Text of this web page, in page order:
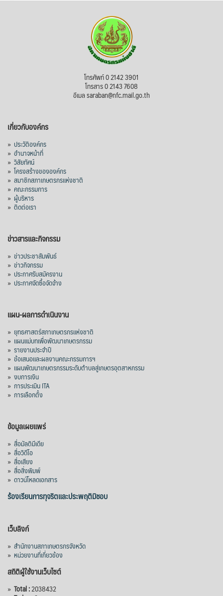
โทรศัพท์ 0 2142 3901
โทรสาร 0 2143 7608
อีเมล saraban@nfc.mail.go.th
เกี่ยวกับองค์กร
» ประวัติองค์กร
» อำนาจหน้าที่
» วิสัยทัศน์
» โครงสร้างขององค์กร
» สมาชิกสภาเกษตรกรแห่งชาติ
» คณะกรรมการ
» ผู้บริหาร
» ติดต่อเรา
ข่าวสารและกิจกรรม
» ข่าวประชาสัมพันธ์
» ข่าวกิจกรรม
» ประกาศรับสมัครงาน
» ประกาศจัดซื้อจัดจ้าง
แผน-ผลการดำเนินงาน
» ยุทธศาสตร์สภาเกษตรกรแห่งชาติ
» แผนแม่บทเพื่อพัฒนาเกษตรกรรม
» รายงานประจำปี
» ข้อเสนอและผลงานคณะกรรมการฯ
» แผนพัฒนาเกษตรกรรมระดับตำบลสู่เกษตรอุตสาหกรรม
» งบการเงิน
» การประเมิน ITA
» การเลือกตั้ง
ข้อมูลเผยแพร่
» สื่อมัลติมีเดีย
» สื่อวิดีโอ
» สื่อเสียง
» สื่อสิ่งพิมพ์
» ดาวน์โหลดเอกสาร
ร้องเรียนการทุจริตและประพฤติมิชอบ
เว็บลิงก์
» สำนักงานสภาเกษตรกรจังหวัด
» หน่วยงานที่เกี่ยวข้อง
สถิติผู้ใช้งานเว็บไซต์
» Total :2038432